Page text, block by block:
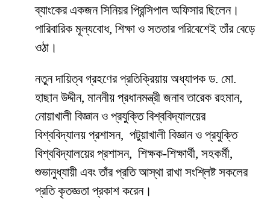
ব্যাংকের একজন সিনিয়র প্রিন্সিপাল অফিসার ছিলেন।
পারিবারিক মূল্যবোধ, শিক্ষা ও সততার পরিবেশেই তাঁর বেড়ে
ওঠা।
নতুন দায়িত্ব গ্রহণের প্রতিক্রিয়ায় অধ্যাপক ড. মো.
হাছান উদ্দীন, মাননীয় প্রধানমন্ত্রী জনাব তারেক রহমান,
নোয়াখালী বিজ্ঞান ও প্রযুক্তি বিশ্ববিদ্যালয়ের
বিশ্ববিদ্যালয় প্রশাসন, পটুয়াখালী বিজ্ঞান ও প্রযুক্তি
বিশ্ববিদ্যালয়ের প্রশাসন, শিক্ষক-শিক্ষার্থী, সহকর্মী,
শুভানুধ্যায়ী এবং তাঁর প্রতি আস্থা রাখা সংশ্লিষ্ট সকলের
প্রতি কৃতজ্ঞতা প্রকাশ করেন।